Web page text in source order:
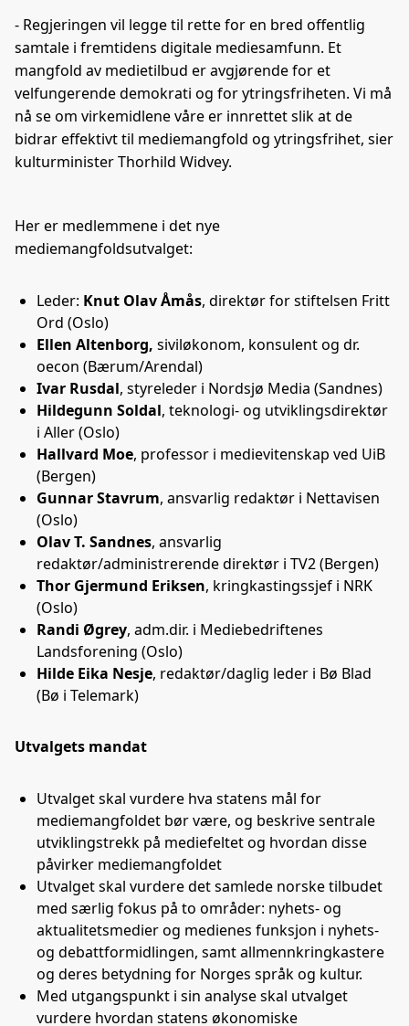
- Regjeringen vil legge til rette for en bred offentlig
samtale i fremtidens digitale mediesamfunn. Et
mangfold av medietilbud er avgjørende for et
velfungerende demokrati og for ytringsfriheten. Vi må
nå se om virkemidlene våre er innrettet slik at de
bidrar effektivt til mediemangfold og ytringsfrihet, sier
kulturminister Thorhild Widvey.
Her er medlemmene i det nye
mediemangfoldsutvalget:
Leder: Knut Olav Åmås, direktør for stiftelsen Fritt
Ord (Oslo)
Ellen Altenborg, siviløkonom, konsulent og dr.
oecon (Bærum/Arendal)
Ivar Rusdal, styreleder i Nordsjø Media (Sandnes)
Hildegunn Soldal, teknologi- og utviklingsdirektør
i Aller (Oslo)
Hallvard Moe, professor i medievitenskap ved UiB
(Bergen)
Gunnar Stavrum, ansvarlig redaktør i Nettavisen
(Oslo)
Olav T. Sandnes, ansvarlig
redaktør/administrerende direktør i TV2 (Bergen)
Thor Gjermund Eriksen, kringkastingssjef i NRK
(Oslo)
Randi Øgrey, adm.dir. i Mediebedriftenes
Landsforening (Oslo)
Hilde Eika Nesje, redaktør/daglig leder i Bø Blad
(Bø i Telemark)
Utvalgets mandat
Utvalget skal vurdere hva statens mål for
mediemangfoldet bør være, og beskrive sentrale
utviklingstrekk på mediefeltet og hvordan disse
påvirker mediemangfoldet
Utvalget skal vurdere det samlede norske tilbudet
med særlig fokus på to områder: nyhets- og
aktualitetsmedier og medienes funksjon i nyhets-
og debattformidlingen, samt allmennkringkastere
og deres betydning for Norges språk og kultur.
Med utgangspunkt i sin analyse skal utvalget
vurdere hvordan statens økonomiske